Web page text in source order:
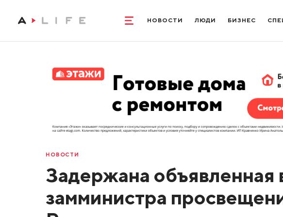
НОВОСТИ ЛЮДИ БИЗНЕС
НОВОСТИ
Задержана объявленная
замминистра